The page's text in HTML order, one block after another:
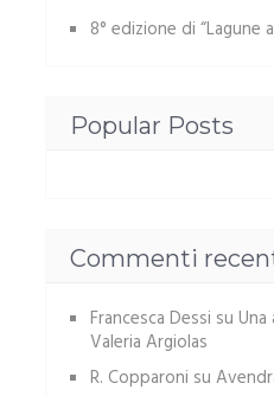
8° edizione di “Lagune
Popular Posts
Commenti
Francesca Dessi su
Valeria Argiolas
R. Copparoni su